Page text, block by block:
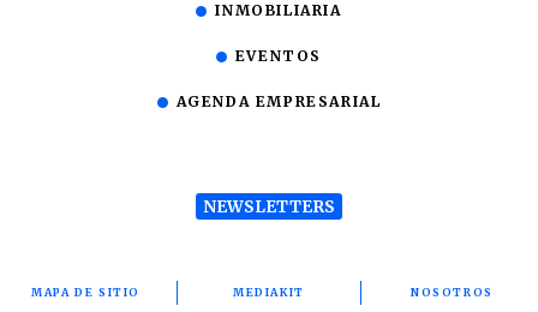
INMOBILIARIA
EVENTOS
AGENDA EMPRESARIAL
NEWSLETTERS
MAPA DE SITIO MEDIAKIT NOSOTROS